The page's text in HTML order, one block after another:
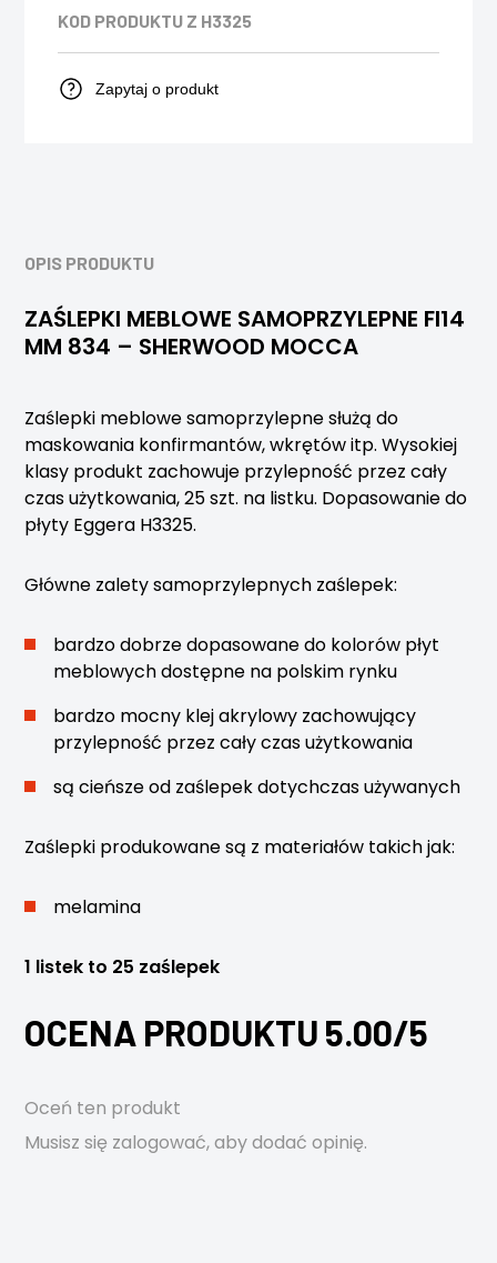
KOD PRODUKTU Z H3325
Zapytaj o produkt
OPIS PRODUKTU
ZAŚLEPKI MEBLOWE SAMOPRZYLEPNE FI14
MM 834 – SHERWOOD MOCCA
Zaślepki meblowe samoprzylepne służą do
maskowania konfirmantów, wkrętów itp. Wysokiej
klasy produkt zachowuje przylepność przez cały
czas użytkowania, 25 szt. na listku. Dopasowanie do
płyty Eggera H3325.
Główne zalety samoprzylepnych zaślepek:
bardzo dobrze dopasowane do kolorów płyt
meblowych dostępne na polskim rynku
bardzo mocny klej akrylowy zachowujący
przylepność przez cały czas użytkowania
są cieńsze od zaślepek dotychczas używanych
Zaślepki produkowane są z materiałów takich jak:
melamina
1 listek to 25 zaślepek
OCENA PRODUKTU 5.00/5
Oceń ten produkt
Musisz się zalogować, aby dodać opinię.